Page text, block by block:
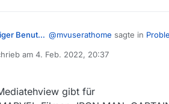
Danke im Vorraus.
Ein ehemaliger Benutzer @mvuserathome sagte in
Wenn du mir verrtätst, wie ich
am 4. Feb. 2022, 20:37
editiert von
gibt für